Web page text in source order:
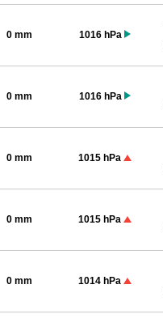
0 mm 1016 hPa
0 mm 1016 hPa
0 mm 1015 hPa
0 mm 1015 hPa
0 mm 1014 hPa